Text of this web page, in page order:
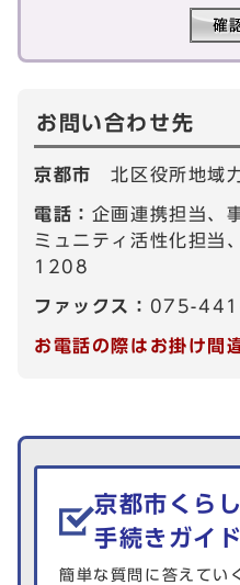
お問い合わせ先
京都市北区役所地域
電話： 企画連携担当、
ミュニティ活性化担
1208
ファックス： 075-
お電話の際はお掛け間
生活情報を探す
京都市くら
手続きガイド
簡単な質問に答えてい